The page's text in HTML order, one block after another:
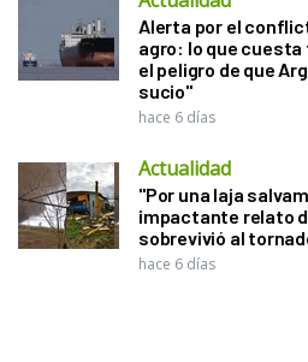
Alerta por el
agro: lo que cuesta
el peligro de que
sucio"
hace 6 días
Actualidad
"Por una laja
impactante relato
sobrevivió al
hace 6 días